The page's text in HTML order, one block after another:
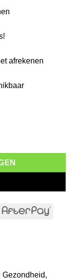
afrekenen
aantal
Gezondheid,